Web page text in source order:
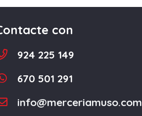
con
924 225 149
670 501 291
info@merceriamuso.com